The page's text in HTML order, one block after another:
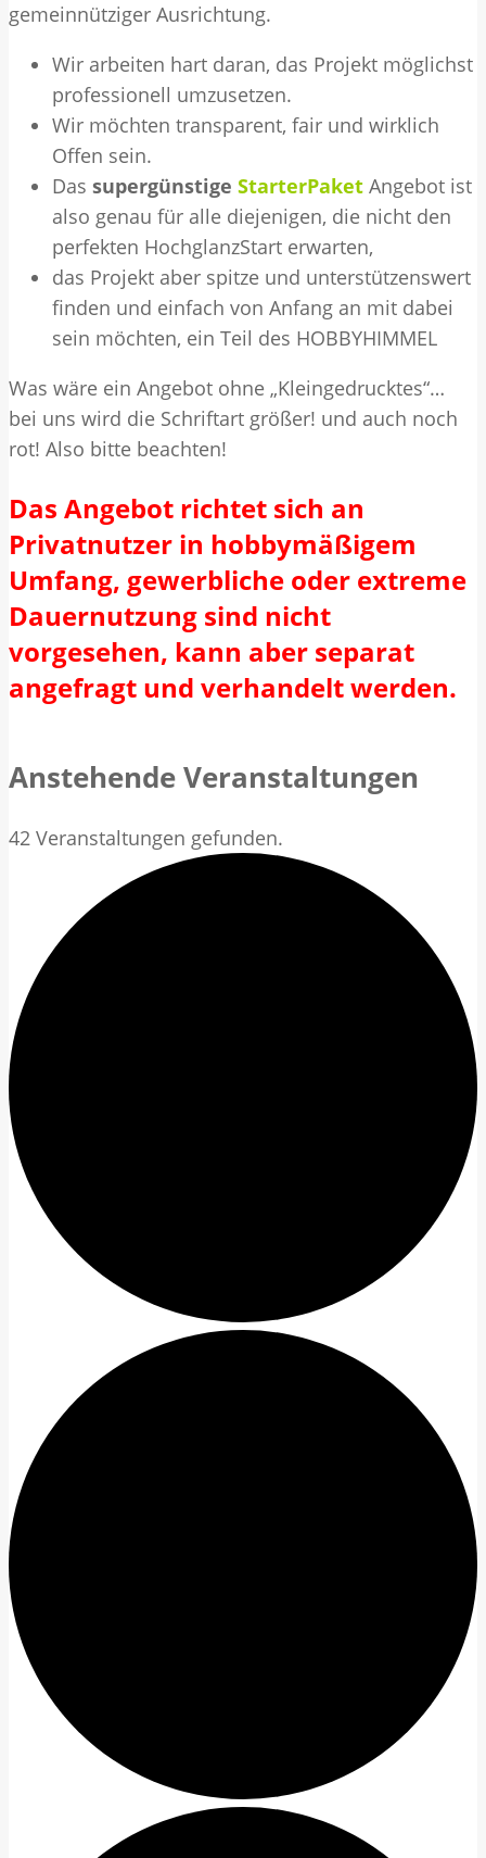
gemeinnütziger Ausrichtung.
Wir arbeiten hart daran, das Projekt möglichst
professionell umzusetzen.
Wir möchten transparent, fair und wirklich
Offen sein.
Das supergünstige StarterPaket Angebot ist
also genau für alle diejenigen, die nicht den
perfekten HochglanzStart erwarten,
das Projekt aber spitze und unterstützenswert
finden und einfach von Anfang an mit dabei
sein möchten, ein Teil des HOBBYHIMMEL
Was wäre ein Angebot ohne „Kleingedrucktes“…
bei uns wird die Schriftart größer! und auch noch
rot! Also bitte beachten!
Das Angebot richtet sich an
Privatnutzer in hobbymäßigem
Umfang, gewerbliche oder extreme
Dauernutzung sind nicht
vorgesehen, kann aber separat
angefragt und verhandelt werden.
Anstehende Veranstaltungen
42 Veranstaltungen gefunden.